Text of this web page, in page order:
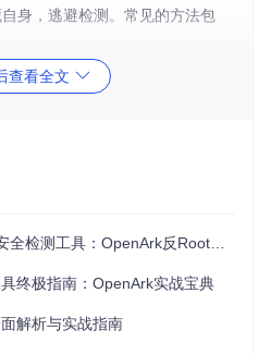
身，逃避检测。常见的方法包
、explorer.exe等
级隐藏程序，能够修改系统内
一旦被攻击，后果不堪设想：
键函数，导致异常行为
造等手段加载恶意驱动，获得系
存数据，绕过安全机制
查看全文
测工具：OpenArk反Rootkit技术指南
终极指南：OpenArk实战宝典
解析与实战指南